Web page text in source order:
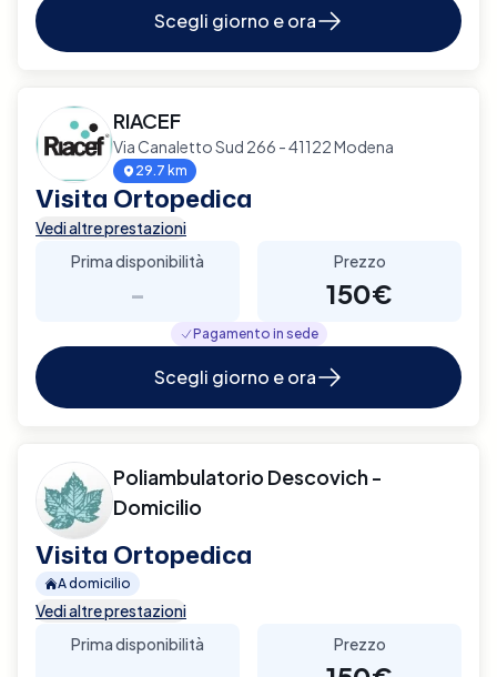
Scegli giorno e ora
RIACEF
Via Canaletto Sud 266 - 41122 Modena
29.7 km
Visita Ortopedica
Vedi altre prestazioni
Prima disponibilità
-
Prezzo
150€
Pagamento in sede
Scegli giorno e ora
Poliambulatorio Descovich -
Domicilio
Visita Ortopedica
A domicilio
Vedi altre prestazioni
Prima disponibilità
Prezzo